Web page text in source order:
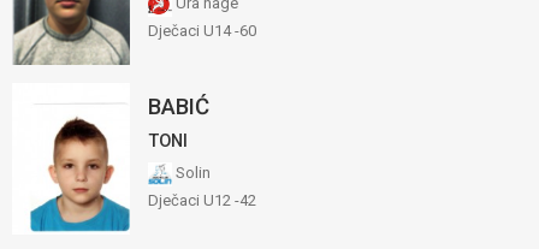
Dječaci U14 -60
BABIĆ
TONI
Solin
Dječaci U12 -42